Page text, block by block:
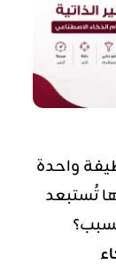
واحدة
تُستبعد